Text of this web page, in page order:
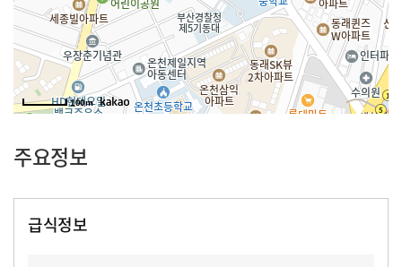
100m
주요정보
급식정보